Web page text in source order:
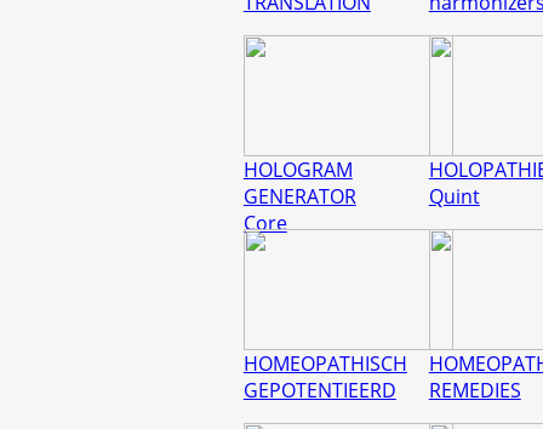
HOLOGRAM
GENERATOR
Core
Quint
HOMEOPATHISCH
GEPOTENTIEERD
REMEDIES